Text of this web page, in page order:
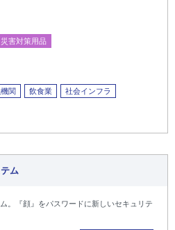
災害対策用品
関 飲食業 社会インフラ
ム
。『顔』をパスワードに新しいセキュリテ